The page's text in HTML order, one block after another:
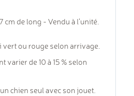
cm de long - Vendu à l'unité.
vert ou rouge selon arrivage.
varier de 10 à 15 % selon
chien seul avec son jouet.